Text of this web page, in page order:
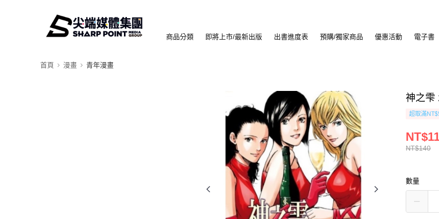
商品分類 即將上市/最新出版 出書進度表 預購/獨家商品 優惠活動 電子書
首頁 漫畫 青年漫畫
神之雫
超取滿
NT$140
數量